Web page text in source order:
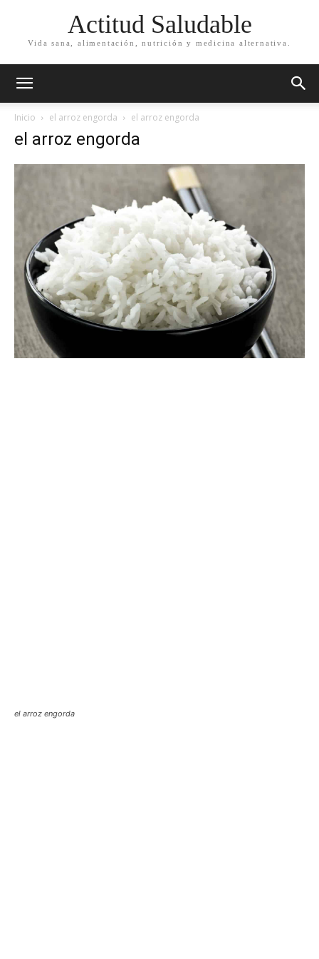
Actitud Saludable
Vida sana, alimentación, nutrición y medicina alternativa.
Inicio el arroz engorda el arroz engorda
el arroz engorda
el arroz engorda